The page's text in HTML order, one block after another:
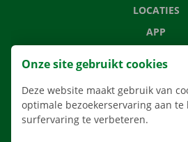
LOCATIES
APP
CONTACTEER
Onze site gebruikt cookies
Deze website maakt gebruik van
optimale bezoekerservaring aan te
surfervaring te verbeteren.